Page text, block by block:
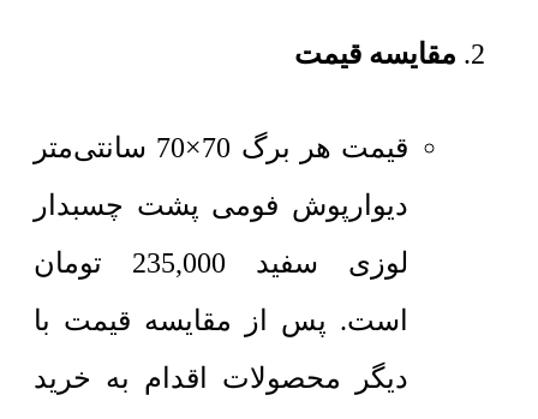
مقایسه قیمت
قیمت هر برگ 70×70 سانتی‌متر
دیوارپوش فومی پشت چسبدار
لوزی سفید 235,000
تومان
است. پس از مقایسه قیمت با
دیگر محصولات اقدام به خرید